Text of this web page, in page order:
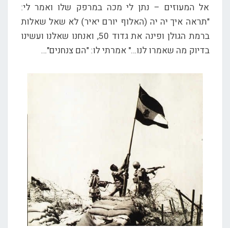
אל המעוזים – נתן לי מכה במרפק שלו ואמר לי:
"תראה איך יה יה (האלוף יורם יאיר) לא שאל שאלות
ברמת הגולן ופינה את גדוד 50, ואנחנו שאלנו ועשינו
בדיוק מה שאמרו לנו…" אמרתי לו: "הם צנחנים"…